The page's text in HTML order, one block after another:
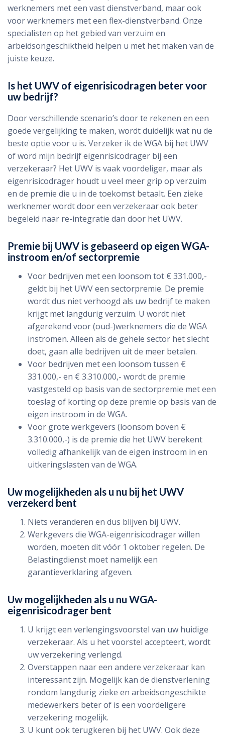
werknemers met een vast dienstverband, maar ook
voor werknemers met een flex-dienstverband. Onze
specialisten op het gebied van verzuim en
arbeidsongeschiktheid helpen u met het maken van de
juiste keuze.
Is het UWV of eigenrisicodragen beter voor
uw bedrijf?
Door verschillende scenario’s door te rekenen en een
goede vergelijking te maken, wordt duidelijk wat nu de
beste optie voor u is. Verzeker ik de WGA bij het UWV
of word mijn bedrijf eigenrisicodrager bij een
verzekeraar? Het UWV is vaak voordeliger, maar als
eigenrisicodrager houdt u veel meer grip op verzuim
en de premie die u in de toekomst betaalt. Een zieke
werknemer wordt door een verzekeraar ook beter
begeleid naar re-integratie dan door het UWV.
Premie bij UWV is gebaseerd op eigen WGA-
instroom en/of sectorpremie
Voor bedrijven met een loonsom tot € 331.000,-
geldt bij het UWV een sectorpremie. De premie
wordt dus niet verhoogd als uw bedrijf te maken
krijgt met langdurig verzuim. U wordt niet
afgerekend voor (oud-)werknemers die de WGA
instromen. Alleen als de gehele sector het slecht
doet, gaan alle bedrijven uit de meer betalen.
Voor bedrijven met een loonsom tussen €
331.000,- en € 3.310.000,- wordt de premie
vastgesteld op basis van de sectorpremie met een
toeslag of korting op deze premie op basis van de
eigen instroom in de WGA.
Voor grote werkgevers (loonsom boven €
3.310.000,-) is de premie die het UWV berekent
volledig afhankelijk van de eigen instroom in en
uitkeringslasten van de WGA.
Uw mogelijkheden als u nu bij het UWV
verzekerd bent
Niets veranderen en dus blijven bij UWV.
Werkgevers die WGA-eigenrisicodrager willen
worden, moeten dit vóór 1 oktober regelen. De
Belastingdienst moet namelijk een
garantieverklaring afgeven.
Uw mogelijkheden als u nu WGA-
eigenrisicodrager bent
U krijgt een verlengingsvoorstel van uw huidige
verzekeraar. Als u het voorstel accepteert, wordt
uw verzekering verlengd.
Overstappen naar een andere verzekeraar kan
interessant zijn. Mogelijk kan de dienstverlening
rondom langdurig zieke en arbeidsongeschikte
medewerkers beter of is een voordeligere
verzekering mogelijk.
U kunt ook terugkeren bij het UWV. Ook deze